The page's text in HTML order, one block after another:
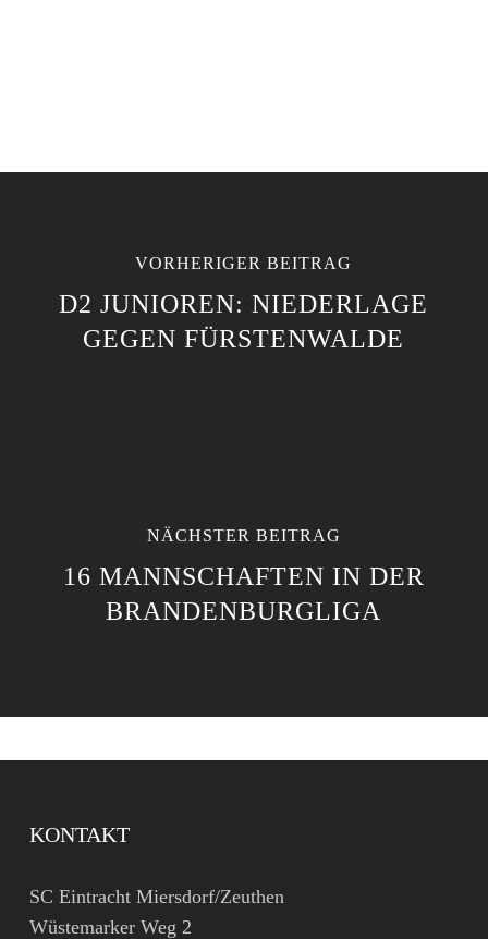
VORHERIGER BEITRAG
D2 JUNIOREN: NIEDERLAGE
GEGEN FÜRSTENWALDE
NÄCHSTER BEITRAG
16 MANNSCHAFTEN IN DER
BRANDENBURGLIGA
KONTAKT
SC Eintracht Miersdorf/Zeuthen
Wüstemarker Weg 2